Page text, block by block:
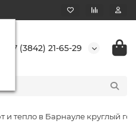
+7 (3842) 21-65-29
тепло в Барнауле круглый год